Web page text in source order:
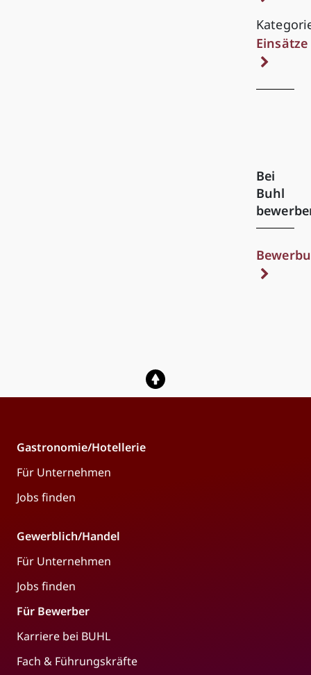
Einsätze
Bei
Buhl
Gastronomie/Hotellerie
Für Unternehmen
Jobs finden
Gewerblich/Handel
Für Unternehmen
Jobs finden
Für Bewerber
Karriere bei BUHL
Fach & Führungskräfte